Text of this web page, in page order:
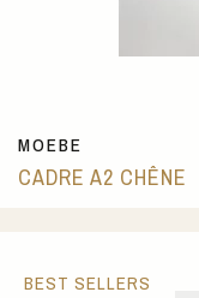
MOEBE
CADRE A2 CHÊNE
BEST SELLERS